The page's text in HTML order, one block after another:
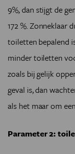
9%, dan stijgt de
172 %. Zonneklaar
toiletten bepalend
minder toiletten
zoals bij gelijk
geval is, dan
als het maar om
Parameter 2: